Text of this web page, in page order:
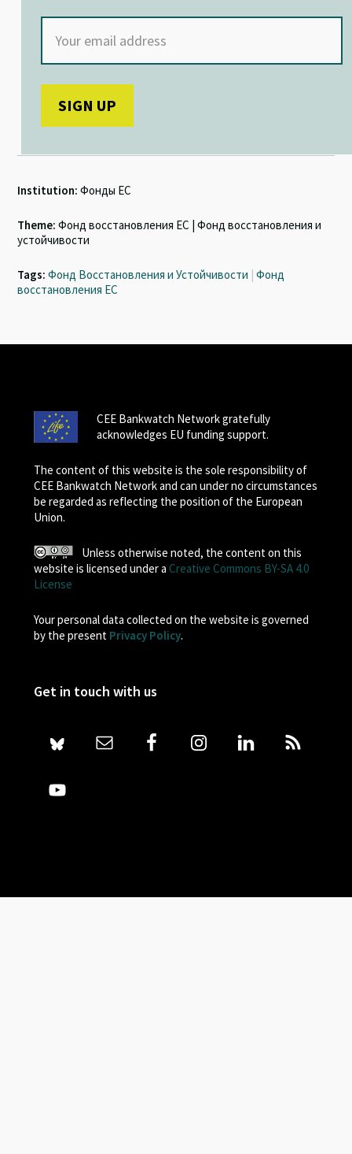
Institution: Фонды ЕС
Theme: Фонд восстановления ЕС | Фонд восстановления и
устойчивости
Tags: Фонд Восстановления и Устойчивости | Фонд
восстановления ЕС
CEE Bankwatch Network gratefully
acknowledges EU funding support.
The content of this website is the sole responsibility of
CEE Bankwatch Network and can under no circumstances
be regarded as reflecting the position of the European
Union.
Unless otherwise noted, the content on this
website is licensed under a Creative Commons BY-SA 4.0
License
Your personal data collected on the website is governed
by the present Privacy Policy.
Get in touch with us